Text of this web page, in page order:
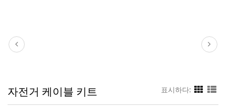
자전거 케이블 키트 표시하다: